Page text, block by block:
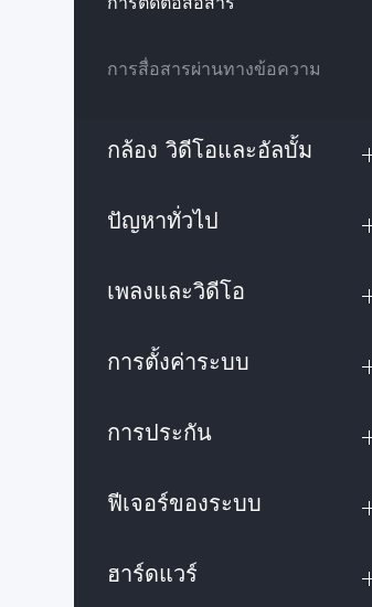
การสื่อสารผ่านทางข้อความ
กล้อง วิดีโอและอัลบั้ม
ปัญหาทั่วไป
เพลงและวิดีโอ
การตั้งค่าระบบ
การประกัน
ฟีเจอร์ของระบบ
ฮาร์ดแวร์